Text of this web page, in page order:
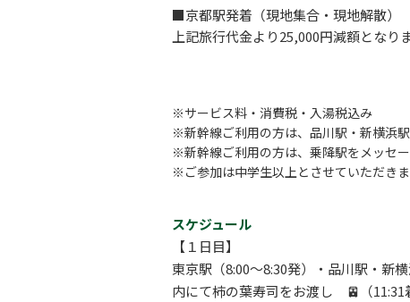
■京都駅発着（現地集合・現地解散）
上記旅行代金より25,000円減額となりま
※サービス料・消費税・入湯税込み
※新幹線ご利用の方は、品川駅・新横浜
※新幹線ご利用の方は、乗降駅をメッセー
※ご参加は中学生以上とさせていただきま
スケジュール
【１日目】
東京駅（8:00～8:30発）・品川駅・新
内にて柿の葉寿司をお渡し 🚈（11:31